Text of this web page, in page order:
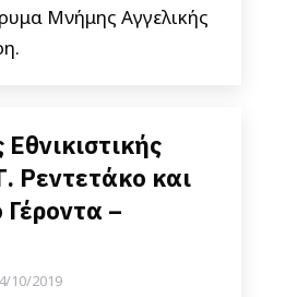
Μνήμης Αγγελικής
Ρεντετάκο και
–
10/2019